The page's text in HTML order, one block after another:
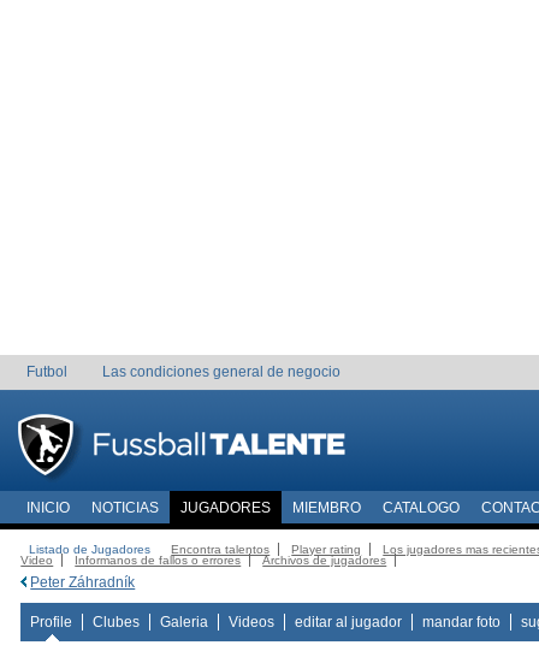
Futbol Las condiciones general de negocio
INICIO NOTICIAS JUGADORES MIEMBRO CATALOGO
Listado de Jugadores Encontra talentos Player rating
Los jugadores mas
Video
Informanos de fallos o errores Archivos de jugadores
Peter Záhradník
Profile Clubes Galeria Videos editar al jugador mandar foto